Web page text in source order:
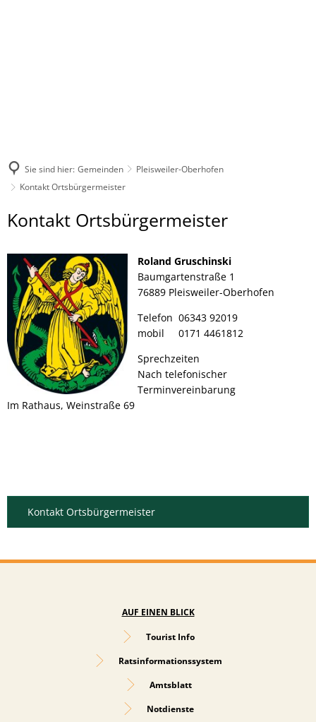
Sie sind hier: Gemeinden
Pleisweiler-Oberhofen
Kontakt Ortsbürgermeister
Kontakt
Kontakt Ortsbürgermeister
Roland Gruschinski
Baumgartenstraße 1
76889 Pleisweiler-Oberhofen
Telefon 06343 92019
mobil 0171 4461812
Sprechzeiten
Nach telefonischer
Terminvereinbarung
Im Rathaus, Weinstraße 69
Kontakt Ortsbürgermeister
AUF EINEN BLICK
Tourist Info
Ratsinformationssystem
Amtsblatt
Notdienste